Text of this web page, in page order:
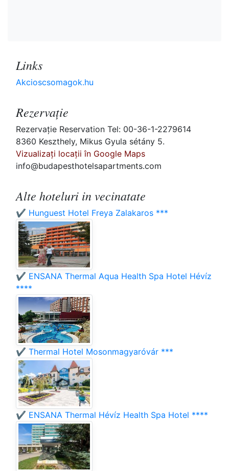
Links
Akcioscsomagok.hu
Rezervaţie
Rezervaţie Reservation Tel: 00-36-1-2279614
8360 Keszthely, Mikus Gyula sétány 5.
Vizualizați locații în Google Maps
info@budapesthotelsapartments.com
Alte hoteluri in vecinatate
✔️ Hunguest Hotel Freya Zalakaros ***
✔️ ENSANA Thermal Aqua Health Spa Hotel Hévíz
****
✔️ Thermal Hotel Mosonmagyaróvár ***
✔️ ENSANA Thermal Hévíz Health Spa Hotel ****